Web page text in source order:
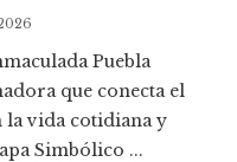
Puebla
que conecta el
vida cotidiana y
Simbólico ...